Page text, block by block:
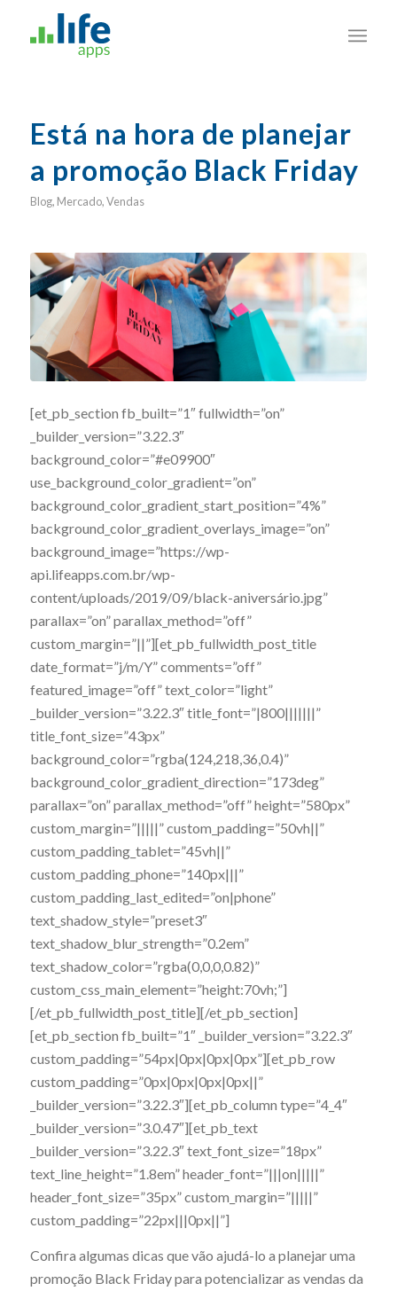
Está na hora de planejar
a promoção Black Friday
Blog, Mercado,Vendas
[et_pb_section fb_built=”1″ fullwidth=”on”
_builder_version=”3.22.3″
background_color=”#e09900″
use_background_color_gradient=”on”
background_color_gradient_start_position=”4%”
background_color_gradient_overlays_image=”on”
background_image=”https://wp-
api.lifeapps.com.br/wp-
content/uploads/2019/09/black-aniversário.jpg”
parallax=”on” parallax_method=”off”
custom_margin=”||”][et_pb_fullwidth_post_title
date_format=”j/m/Y” comments=”off”
featured_image=”off” text_color=”light”
_builder_version=”3.22.3″ title_font=”|800|||||||”
title_font_size=”43px”
background_color=”rgba(124,218,36,0.4)”
background_color_gradient_direction=”173deg”
parallax=”on” parallax_method=”off” height=”580px”
custom_margin=”|||||” custom_padding=”50vh||”
custom_padding_tablet=”45vh||”
custom_padding_phone=”140px|||”
custom_padding_last_edited=”on|phone”
text_shadow_style=”preset3″
text_shadow_blur_strength=”0.2em”
text_shadow_color=”rgba(0,0,0,0.82)”
custom_css_main_element=”height:70vh;”]
[/et_pb_fullwidth_post_title][/et_pb_section]
[et_pb_section fb_built=”1″ _builder_version=”3.22.3″
custom_padding=”54px|0px|0px|0px”][et_pb_row
custom_padding=”0px|0px|0px|0px||”
_builder_version=”3.22.3″][et_pb_column type=”4_4″
_builder_version=”3.0.47″][et_pb_text
_builder_version=”3.22.3″ text_font_size=”18px”
text_line_height=”1.8em” header_font=”|||on|||||”
header_font_size=”35px” custom_margin=”|||||”
custom_padding=”22px|||0px||”]
Confira algumas dicas que vão ajudá-lo a planejar uma
promoção Black Friday para potencializar as vendas da